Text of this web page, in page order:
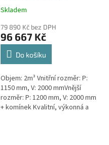
kanalizace se zdvojeným
nádrž 2m3
Průměrné
produktu
je
5,0
hvězdiček.
Skladem
79 890 Kč bez DPH
96 667 Kč
Do košíku
Objem: 2m³ Vnitřní rozměr: P:
1150 mm, V: 2000 mmVnější
rozměr: P: 1200 mm, V: 2000 mm
+ komínek Kvalitní, výkonná a